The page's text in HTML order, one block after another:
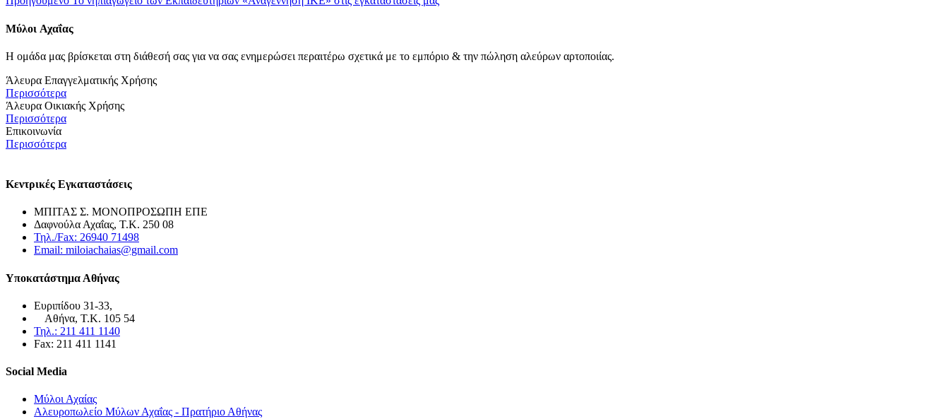
Μύλοι Αχαΐας
Η ομάδα μας βρίσκεται στη διάθεσή σας για να σας ενημερώσει περαιτέρω σχετικά με το εμπόριο & την πώληση αλεύρων αρτοποιίας.
Άλευρα Επαγγελματικής Χρήσης
Περισσότερα
Άλευρα Οικιακής Χρήσης
Περισσότερα
Επικοινωνία
Περισσότερα
Κεντρικές Εγκαταστάσεις
ΜΠΙΤΑΣ Σ. ΜΟΝΟΠΡΟΣΩΠΗ ΕΠΕ
Δαφνούλα Αχαΐας, Τ.Κ. 250 08
Τηλ./Fax: 26940 71498
Email: miloiachaias@gmail.com
Υποκατάστημα Αθήνας
Ευριπίδου 31-33,
Αθήνα, Τ.Κ. 105 54
Τηλ.: 211 411 1140
Fax: 211 411 1141
Social Media
Μύλοι Αχαίας
Αλευροπωλείο Μύλων Αχαΐας - Πρατήριο Αθήνας